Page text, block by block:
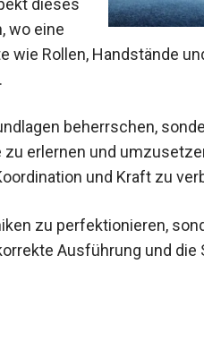
dieses
wo eine
wie Rollen, Handstände
beherrschen,
zu erlernen
um die Koordination
zu perfektionieren,
Ausführung und die